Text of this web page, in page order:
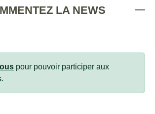
LA NEWS
pour pouvoir participer aux